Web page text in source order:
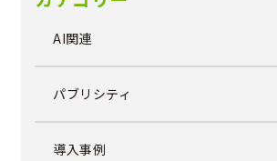
AI関連
パブリシティ
導入事例